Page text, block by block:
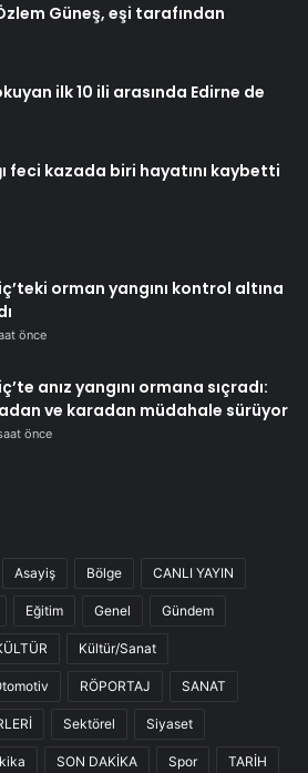
Güneş, eşi tarafından
ilk 10 ili arasında Edirne de
feci kazada biri hayatını kaybetti
orman yangını kontrol altına
önce
anız yangını ormana sıçradı:
ve karadan müdahale sürüyor
önce
Asayiş Bölge CANLI YAYIN
Eğitim Genel Gündem
Kültür/Sanat
RÖPORTAJ SANAT
Sektörel Siyaset
SON DAKİKA Spor TARİH